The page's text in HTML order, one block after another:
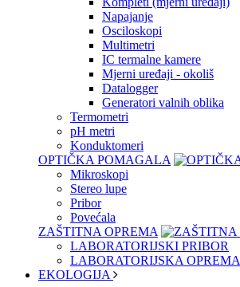
Napajanje
Osciloskopi
Multimetri
IC termalne kamere
Mjerni uređaji - okoliš
Datalogger
Generatori valnih oblika
Termometri
pH metri
Konduktomeri
OPTIČKA POMAGALA
Mikroskopi
Stereo lupe
Pribor
Povećala
ZAŠTITNA OPREMA
LABORATORIJSKI PRIBOR
LABORATORIJSKA OPREMA
EKOLOGIJA